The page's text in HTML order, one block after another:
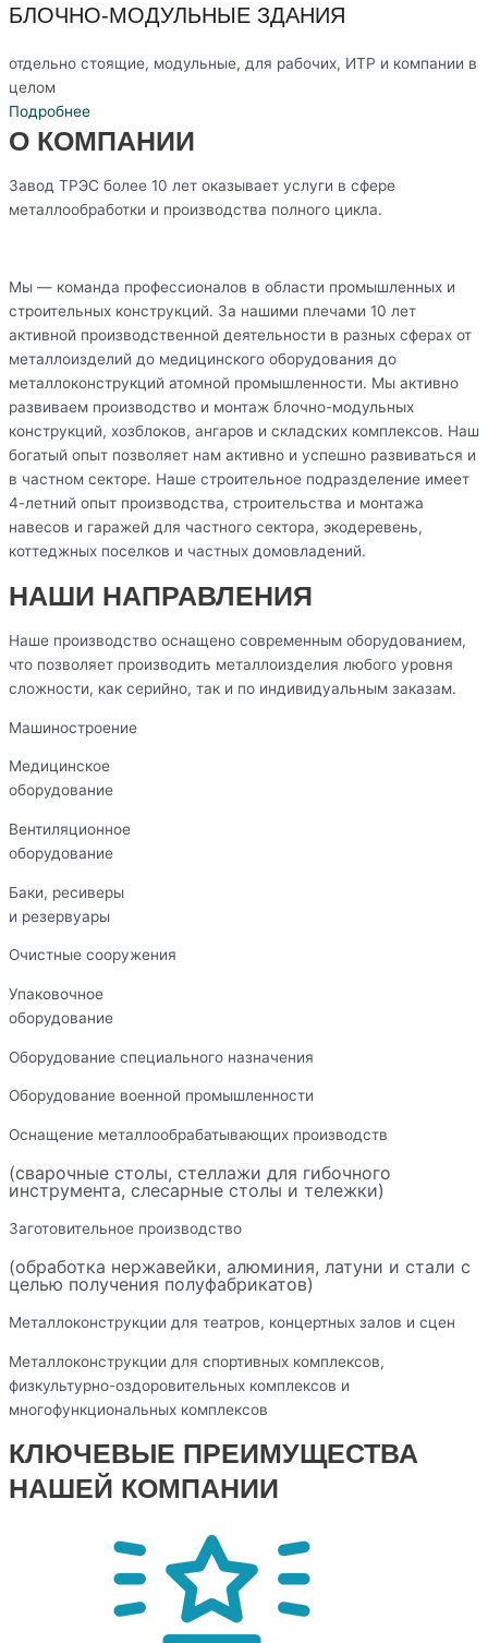
БЛОЧНО-МОДУЛЬНЫЕ ЗДАНИЯ
отдельно стоящие, модульные, для рабочих, ИТР и компании в
целом
Подробнее
О КОМПАНИИ
Завод ТРЭС более 10 лет оказывает услуги в сфере
металлообработки и производства полного цикла.
Мы — команда профессионалов в области промышленных и
строительных конструкций. За нашими плечами 10 лет
активной производственной деятельности в разных сферах от
металлоизделий до медицинского оборудования до
металлоконструкций атомной промышленности. Мы активно
развиваем производство и монтаж блочно-модульных
конструкций, хозблоков, ангаров и складских комплексов. Наш
богатый опыт позволяет нам активно и успешно развиваться и
в частном секторе. Наше строительное подразделение имеет
4-летний опыт производства, строительства и монтажа
навесов и гаражей для частного сектора, экодеревень,
коттеджных поселков и частных домовладений.
НАШИ НАПРАВЛЕНИЯ
Наше производство оснащено современным оборудованием,
что позволяет производить металлоизделия любого уровня
сложности, как серийно, так и по индивидуальным заказам.
Машиностроение
Медицинское
оборудование
Вентиляционное
оборудование
Баки, ресиверы
и резервуары
Очистные сооружения
Упаковочное
оборудование
Оборудование специального назначения
Оборудование военной промышленности
Оснащение металлообрабатывающих производств
(сварочные столы, стеллажи для гибочного
инструмента, слесарные столы и тележки)
Заготовительное производство
(обработка нержавейки, алюминия, латуни и стали с
целью получения полуфабрикатов)
Металлоконструкции для театров, концертных залов и сцен
Металлоконструкции для спортивных комплексов,
физкультурно-оздоровительных комплексов и
многофункциональных комплексов
КЛЮЧЕВЫЕ ПРЕИМУЩЕСТВА
НАШЕЙ КОМПАНИИ